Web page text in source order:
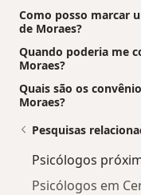
Como posso marcar
de Moraes?
Quando poderia me
Moraes?
Quais são os
Moraes?
Pesquisas
Psicólogos
Psicólogos em